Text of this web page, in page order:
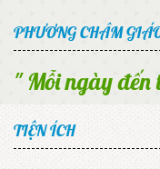
PHƯƠNG CHÂM
" Mỗi ngày đến
TIỆN ÍCH